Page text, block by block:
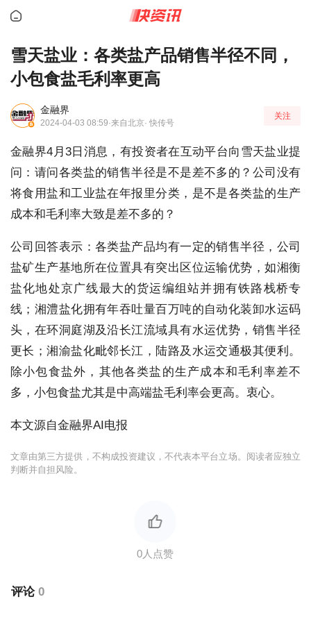
雪天盐业：各类盐产品销售半径不同，
小包食盐毛利率更高
金融界
2024-04-03 08:59·来自北京· 快传号
关注
金融界4月3日消息，有投资者在互动平台向雪天盐业提
问：请问各类盐的销售半径是不是差不多的？公司没有
将食用盐和工业盐在年报里分类，是不是各类盐的生产
成本和毛利率大致是差不多的？
公司回答表示：各类盐产品均有一定的销售半径，公司
盐矿生产基地所在位置具有突出区位运输优势，如湘衡
盐化地处京广线最大的货运编组站并拥有铁路栈桥专
线；湘澧盐化拥有年吞吐量百万吨的自动化装卸水运码
头，在环洞庭湖及沿长江流域具有水运优势，销售半径
更长；湘渝盐化毗邻长江，陆路及水运交通极其便利。
除小包食盐外，其他各类盐的生产成本和毛利率差不
多，小包食盐尤其是中高端盐毛利率会更高。衷心。
本文源自金融界AI电报
文章由第三方提供，不构成投资建议，不代表本平台立场。阅读者应独立
判断并自担风险。
评论 0